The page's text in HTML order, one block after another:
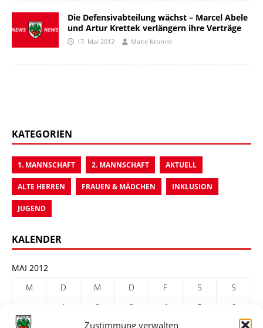
Zustimmung verwalten
Die Defensivabteilung wächst – Marcel Abele
und Artur Krettek verlängern ihre Verträge
17. Mai 2012 Malte Kromm
KATEGORIEN
1. MANNSCHAFT 2. MANNSCHAFT AKTUELL
ALTE HERREN FRAUEN & MÄDCHEN INKLUSION
JUGEND
KALENDER
MAI 2012
M
D M D F S
S
1
2 3 4 5
6